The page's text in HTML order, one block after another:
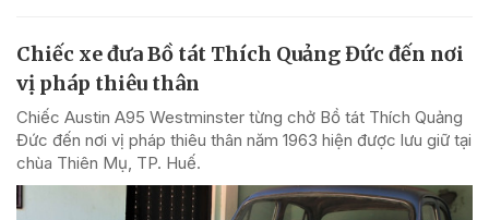
Chiếc xe đưa Bồ tát Thích Quảng Đức đến nơi
vị pháp thiêu thân
Chiếc Austin A95 Westminster từng chở Bồ tát Thích Quảng
Đức đến nơi vị pháp thiêu thân năm 1963 hiện được lưu giữ tại
chùa Thiên Mụ, TP. Huế.